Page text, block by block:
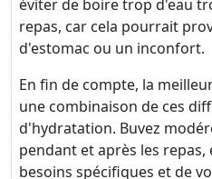
éviter de boire trop d'eau
repas, car cela pourrait
d'estomac ou un inconfort.
En fin de compte, la
une combinaison de ces
d'hydratation. Buvez
pendant et après les
besoins spécifiques et de